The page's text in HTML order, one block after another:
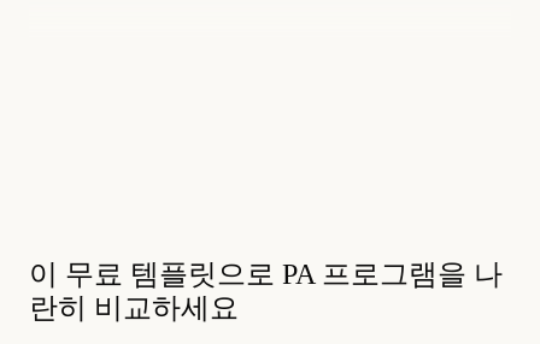
이 무료 템플릿으로 PA 프로그램을 나
란히 비교하세요